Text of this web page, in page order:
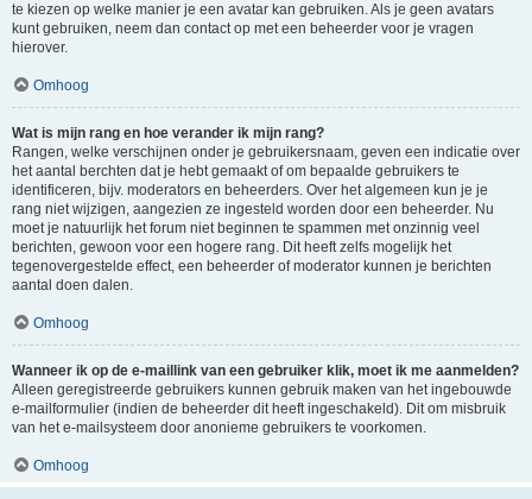
te kiezen op welke manier je een avatar kan gebruiken. Als je geen avatars
kunt gebruiken, neem dan contact op met een beheerder voor je vragen
hierover.
Omhoog
Wat is mijn rang en hoe verander ik mijn rang?
Rangen, welke verschijnen onder je gebruikersnaam, geven een indicatie over
het aantal berchten dat je hebt gemaakt of om bepaalde gebruikers te
identificeren, bijv. moderators en beheerders. Over het algemeen kun je je
rang niet wijzigen, aangezien ze ingesteld worden door een beheerder. Nu
moet je natuurlijk het forum niet beginnen te spammen met onzinnig veel
berichten, gewoon voor een hogere rang. Dit heeft zelfs mogelijk het
tegenovergestelde effect, een beheerder of moderator kunnen je berichten
aantal doen dalen.
Omhoog
Wanneer ik op de e-maillink van een gebruiker klik, moet ik me aanmelden?
Alleen geregistreerde gebruikers kunnen gebruik maken van het ingebouwde
e-mailformulier (indien de beheerder dit heeft ingeschakeld). Dit om misbruik
van het e-mailsysteem door anonieme gebruikers te voorkomen.
Omhoog